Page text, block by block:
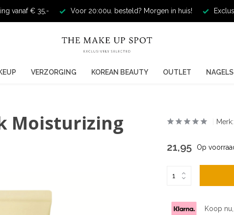
vanaf € 35,- Voor 20:00u. besteld? Morgen in huis!
VERZORGING KOREAN BEAUTY OUTLET NAGELS
Moisturizing
Merk:
21,95 Op
Koop